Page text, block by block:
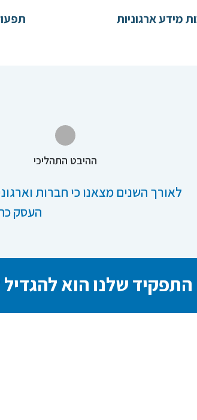
מידע ארגוניות
ההיבט התהליכי
לאורך השנים מצאנו כי חברות
העסק
התפקיד שלנו הוא